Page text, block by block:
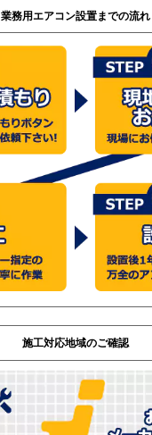
RPI-GP63RSH9
RPI-GP63RSH8
RPI-GP63RSH7
RPI-GP63RSH6
RPI-GP63RSHC4
RPI-GP63RSHC3
FDUV635HA5SA
FDUV635H5S
PA-P63FE7HB
PA-P63FE7HN
P63FE6HB
PA-
P63FE6H
PA-
業務用エアコン設置までの流れ
施工対応地域のご確認